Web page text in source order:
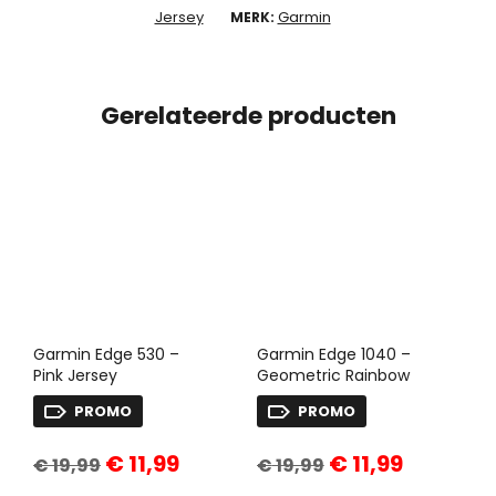
Jersey
MERK: Garmin
Gerelateerde producten
Garmin Edge 530 –
Pink Jersey
PROMO
€19,99 prijs
€11,99prijs
Garmin Edge 1040 –
Geometric Rainbow
PROMO
€19,99 prijs
€11,99prijs